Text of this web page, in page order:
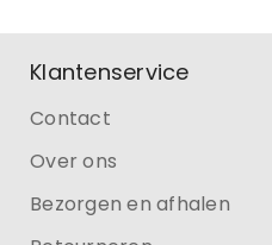
Klantenservice
Contact
Over ons
Bezorgen en afhalen